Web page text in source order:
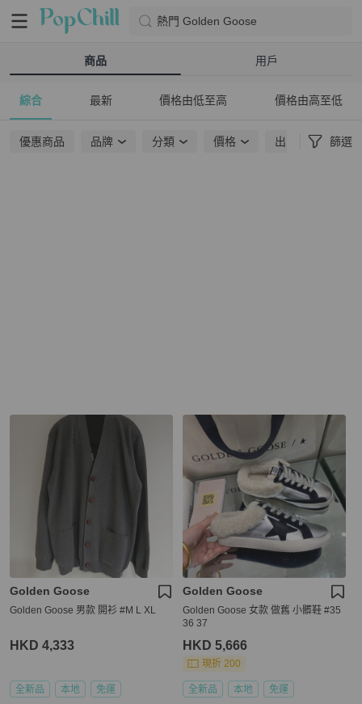
熱門 Golden Goose
商品 用戶
綜合 最新 價格由低至高 價格由高至低
優惠商品 品牌 分類 價格 出貨地點 篩選
Golden Goose
Golden Goose 男款 開衫 #M L XL
HKD 4,333
全新品 本地 免運
Golden Goose
Golden Goose 女款 做舊 小髒鞋 #35
36 37
HKD 5,666
現折 200
全新品 本地 免運